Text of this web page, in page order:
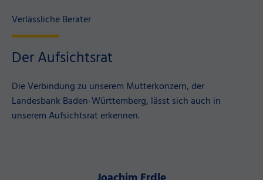
Verlässliche Berater
Der Aufsichtsrat
Die Verbindung zu unserem Mutterkonzern, der
Landesbank Baden-Württemberg, lässt sich auch in
unserem Aufsichtsrat erkennen.